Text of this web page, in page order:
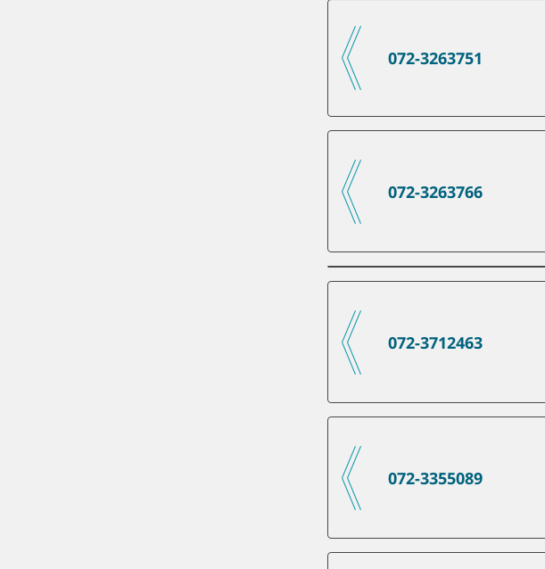
072-3263751
072-3263766
072-3712463
072-3355089